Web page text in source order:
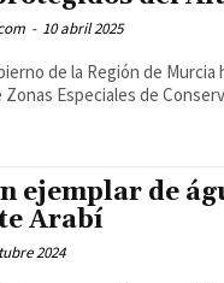
- 10 abril 2025
de la Región de
Especiales de
ejemplar de
Arabí
2024